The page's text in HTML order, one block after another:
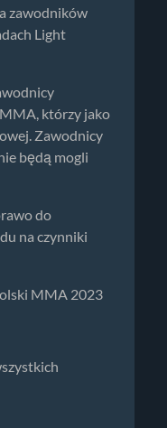
zawodników
Light
którzy jako
Zawodnicy
będą mogli
do
na czynniki
MMA 2023